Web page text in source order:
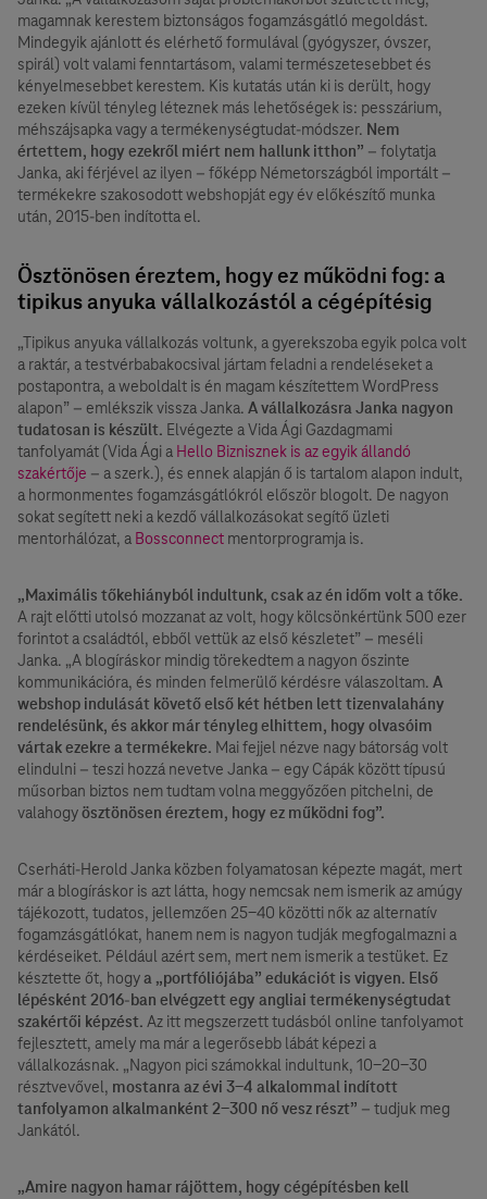
magamnak kerestem biztonságos fogamzásgátló megoldást.
Mindegyik ajánlott és elérhető formulával (gyógyszer, óvszer,
spirál) volt valami fenntartásom, valami természetesebbet és
kényelmesebbet kerestem. Kis kutatás után ki is derült, hogy
ezeken kívül tényleg léteznek más lehetőségek is: pesszárium,
méhszájsapka vagy a termékenységtudat-módszer. Nem
értettem, hogy ezekről miért nem hallunk itthon” – folytatja
Janka, aki férjével az ilyen – főképp Németországból importált –
termékekre szakosodott webshopját egy év előkészítő munka
után, 2015-ben indította el.
Ösztönösen éreztem, hogy ez működni fog: a
tipikus anyuka vállalkozástól a cégépítésig
„Tipikus anyuka vállalkozás voltunk, a gyerekszoba egyik polca volt
a raktár, a testvérbabakocsival jártam feladni a rendeléseket a
postapontra, a weboldalt is én magam készítettem WordPress
alapon” – emlékszik vissza Janka. A vállalkozásra Janka nagyon
tudatosan is készült. Elvégezte a Vida Ági Gazdagmami
tanfolyamát (Vida Ági a Hello Biznisznek is az egyik állandó
szakértője – a szerk.), és ennek alapján ő is tartalom alapon indult,
a hormonmentes fogamzásgátlókról először blogolt. De nagyon
sokat segített neki a kezdő vállalkozásokat segítő üzleti
mentorhálózat, a Bossconnect mentorprogramja is.
„Maximális tőkehiányból indultunk, csak az én időm volt a tőke.
A rajt előtti utolsó mozzanat az volt, hogy kölcsönkértünk 500 ezer
forintot a családtól, ebből vettük az első készletet” – meséli
Janka. „A blogíráskor mindig törekedtem a nagyon őszinte
kommunikációra, és minden felmerülő kérdésre válaszoltam. A
webshop indulását követő első két hétben lett tizenvalahány
rendelésünk, és akkor már tényleg elhittem, hogy olvasóim
vártak ezekre a termékekre. Mai fejjel nézve nagy bátorság volt
elindulni – teszi hozzá nevetve Janka – egy Cápák között típusú
műsorban biztos nem tudtam volna meggyőzően pitchelni, de
valahogyösztönösen éreztem, hogy ez működni fog”.
Cserháti-Herold Janka közben folyamatosan képezte magát, mert
már a blogíráskor is azt látta, hogy nemcsak nem ismerik az amúgy
tájékozott, tudatos, jellemzően 25-40 közötti nők az alternatív
fogamzásgátlókat, hanem nem is nagyon tudják megfogalmazni a
kérdéseiket. Például azért sem, mert nem ismerik a testüket. Ez
késztette őt, hogya „portfóliójába” edukációt is vigyen. Első
lépésként 2016-ban elvégzett egy angliai termékenységtudat
szakértői képzést. Az itt megszerzett tudásból online tanfolyamot
fejlesztett, amely ma már a legerősebb lábát képezi a
vállalkozásnak. „Nagyon pici számokkal indultunk, 10-20-30
résztvevővel, mostanra az évi 3-4 alkalommal indított
tanfolyamon alkalmanként 2-300 nő vesz részt” – tudjuk meg
Jankától.
„Amire nagyon hamar rájöttem, hogy cégépítésben kell